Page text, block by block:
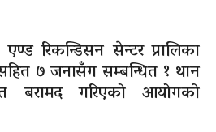
रिकन्डिसन सेन्टर प्रालिका
७ जनासँग सम्बन्धित १ थान
बरामद गरिएको आयोगको